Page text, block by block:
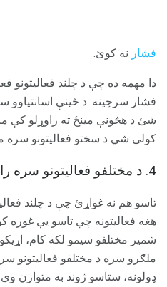
فشار نه کوئ.
دا مهمه ده چې د چلند فعالیتونو
فشار سرچینه. د ځینې اسانتیاوو
شئ د هڅونې مینځ ته راوړلو
کولی شي د سختو فعالیتونو سره
4. د مختلفو فعالیتونو سره راځئ
تاسو هم نه غواړئ چې د چلند
هغه فعالیتونه چې تاسو یې
شمیر مختلفو سیمو لکه کام،
ملګرو سره د مختلفو فعالیتونو
ډولونه، ستاسو ژوند به متوازن